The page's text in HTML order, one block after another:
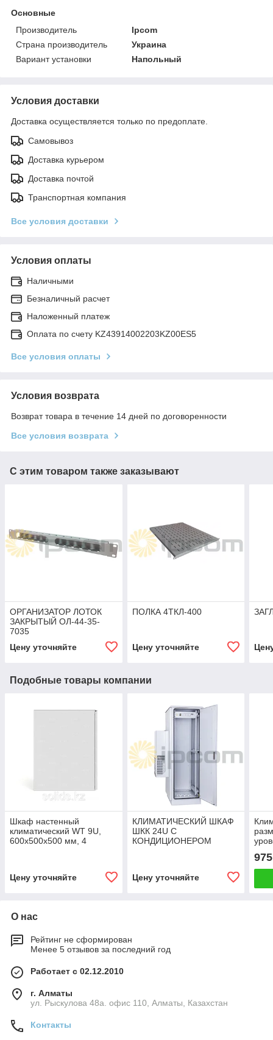
Основные
Производитель
Ipcom
Страна производитель
Украина
Вариант установки
Напольный
Условия доставки
Доставка осуществляется только по предоплате.
Самовывоз
Доставка курьером
Доставка почтой
Транспортная компания
Все условия доставки
Условия оплаты
Наличными
Безналичный расчет
Наложенный платеж
Оплата по счету KZ43914002203KZ00ES5
Все условия оплаты
Условия возврата
Возврат товара в течение 14 дней по договоренности
Все условия возврата
С этим товаром также заказывают
ОРГАНИЗАТОР ЛОТОК
ЗАКРЫТЫЙ ОЛ-44-35-
7035
Цену уточняйте
ПОЛКА 4ТКЛ-400
Цену уточняйте
Подобные товары компании
Шкаф настенный
климатический WT 9U,
600x500x500 мм, 4
Цену уточняйте
КЛИМАТИЧЕСКИЙ ШКАФ
ШКК 24U С
КОНДИЦИОНЕРОМ
Цену уточняйте
О нас
Рейтинг не сформирован
Менее 5 отзывов за последний год
Работает с 02.12.2010
г. Алматы
ул. Рыскулова 48а. офис 110, Алматы, Казахстан
Контакты